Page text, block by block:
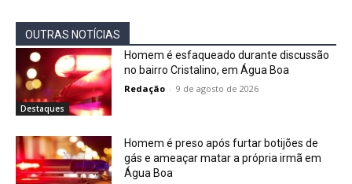
OUTRAS NOTÍCIAS
Destaques
Homem é esfaqueado durante discussão
no bairro Cristalino, em Água Boa
Redação - 9 de agosto de 2026
Homem é preso após furtar botijões de
gás e ameaçar matar a própria irmã em
Água Boa